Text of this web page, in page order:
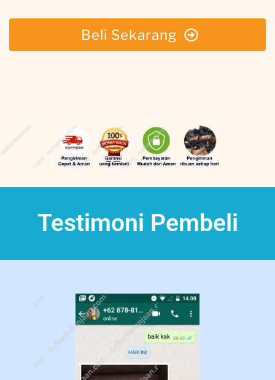
Beli Sekarang
Testimoni Pembeli